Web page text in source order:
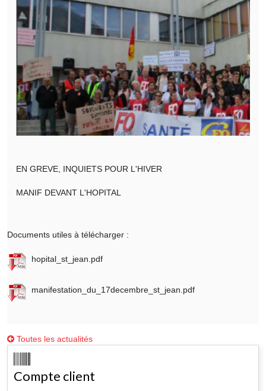
EN GREVE, INQUIETS POUR L'HIVER
MANIF DEVANT L'HOPITAL
Documents utiles à télécharger :
hopital_st_jean.pdf
manifestation_du_17decembre_st_jean.pdf
Toutes les actualités
Compte client